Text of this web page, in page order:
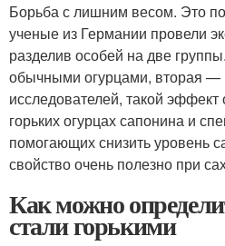
Борьба с лишним весом. Это
ученые из Германии провели
разделив особей на две
обычными огурцами, вторая
исследователей, такой
горьких огурцах сапонина и
помогающих снизить уровень
свойство очень полезно при
Как можно
стали горькими